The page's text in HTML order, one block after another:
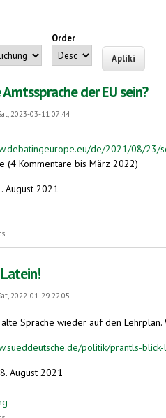
Order
der EU sein?
2023-03-11 07:44
de/2021/08/23/
(4 Kommentare bis März 2022)
August 2021
Amtssprache der EU sein?
2022-01-29 22:05
Sprache wieder auf den
politik/prantls-
August 2021
Latein!